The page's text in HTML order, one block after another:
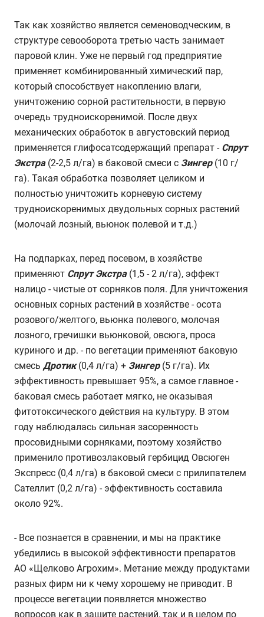
Так как хозяйство является семеноводческим, в
структуре севооборота третью часть занимает
паровой клин. Уже не первый год предприятие
применяет комбинированный химический пар,
который способствует накоплению влаги,
уничтожению сорной растительности, в первую
очередь трудноискоренимой. После двух
механических обработок в августовский период
применяется глифосатсодержащий препарат - Спрут
Экстра(2-2,5 л/га) в баковой смеси с Зингер (10 г/
га). Такая обработка позволяет целиком и
полностью уничтожить корневую систему
трудноискоренимых двудольных сорных растений
(молочай лозный, вьюнок полевой и т.д.)
На подпарках, перед посевом, в хозяйстве
применяют Спрут Экстра(1,5 - 2 л/га), эффект
налицо - чистые от сорняков поля. Для уничтожения
основных сорных растений в хозяйстве - осота
розового/желтого, вьюнка полевого, молочая
лозного, гречишки вьюнковой, овсюга, проса
куриного и др. - по вегетации применяют баковую
смесь Дротик(0,4 л/га) + Зингер(5 г/га). Их
эффективность превышает 95%, а самое главное -
баковая смесь работает мягко, не оказывая
фитотоксического действия на культуру. В этом
году наблюдалась сильная засоренность
просовидными сорняками, поэтому хозяйство
применило противозлаковый гербицид Овсюген
Экспресс (0,4 л/га) в баковой смеси с прилипателем
Сателлит (0,2 л/га) - эффективность составила
около 92%.
- Все познается в сравнении, и мы на практике
убедились в высокой эффективности препаратов
АО «Щелково Агрохим». Метание между продуктами
разных фирм ни к чему хорошему не приводит. В
процессе вегетации появляется множество
вопросов как в защите растений, так и в целом по